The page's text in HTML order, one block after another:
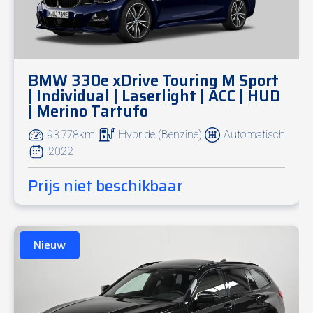
18” lichtmetalen velgen V-spaak 780 Bicolor
Adaptief M-onderstel
Variabele sportsturing
BMW Individual lederen sportstuur
LED mistlampen
Individual High-Gloss Shadow Line
Elektrisch glazen schuif-/kanteldak
Automatische kofferklep
Comfort Access (sleutelloos)
Akoestische comfortbeglazing
Interieur & Comfort
Elektrische zetelverstelling met geheugen
Zetelverwarming vooraan
BMW 330e xDrive Touring M Sport
| Individual | Laserlight | ACC | HUD
| Merino Tartufo
93.778km Hybride (Benzine)
Automatisch
2022
Prijs niet beschikbaar
Nieuw